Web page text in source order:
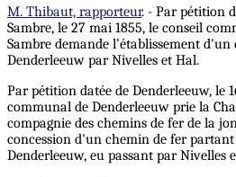
M. Thibaut, rapporteur. - Par pétition
Sambre, le 27 mai 1855, le conseil
Sambre demande l’établissement
Denderleeuw par Nivelles et Hal.
Par pétition datée de Denderleeuw, le
communal de Denderleeuw prie la
compagnie des chemins de fer de la
concession d'un chemin de fer
Denderleeuw, eu passant par Nivelles